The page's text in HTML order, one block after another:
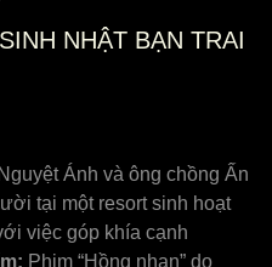
NHẬT BẠN TRAI
Ánh và ông chồng Ấn
tại một resort sinh hoạt
việc góp khía cạnh
Phim “Hồng nhan” do